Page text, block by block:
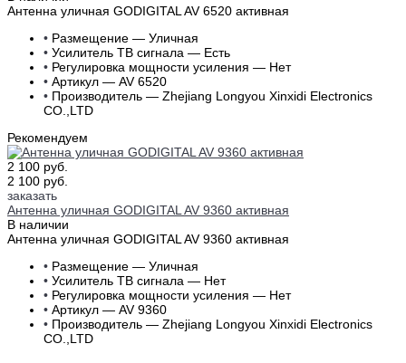
Антенна уличная GODIGITAL AV 6520 активная
• Размещение — Уличная
• Усилитель ТВ сигнала — Есть
• Регулировка мощности усиления — Нет
• Артикул — AV 6520
• Производитель — Zhejiang Longyou Xinxidi Electronics
CO.,LTD
Рекомендуем
2 100 руб.
2 100 руб.
заказать
Антенна уличная GODIGITAL AV 9360 активная
В наличии
Антенна уличная GODIGITAL AV 9360 активная
• Размещение — Уличная
• Усилитель ТВ сигнала — Нет
• Регулировка мощности усиления — Нет
• Артикул — AV 9360
• Производитель — Zhejiang Longyou Xinxidi Electronics
CO.,LTD